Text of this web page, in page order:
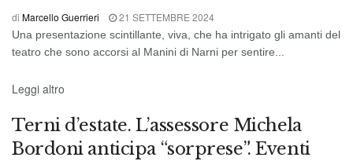
di Marcello Guerrieri 21 SETTEMBRE 2024
Una presentazione scintillante, viva, che ha intrigato gli amanti del
teatro che sono accorsi al Manini di Narni per sentire...
Leggi altro
CRONACA DI TERNI
Terni d’estate. L’assessore Michela
Bordoni anticipa “sorprese”. Eventi